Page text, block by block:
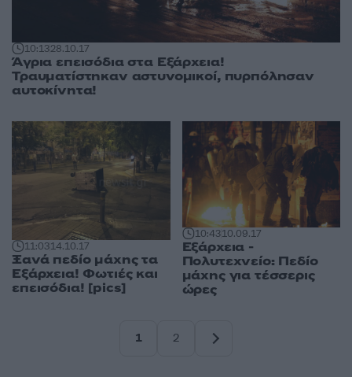
10:1328.10.17
Άγρια επεισόδια στα Εξάρχεια!
Τραυματίστηκαν αστυνομικοί, πυρπόλησαν
αυτοκίνητα!
11:0314.10.17
Ξανά πεδίο μάχης τα
Εξάρχεια! Φωτιές και
επεισόδια! [pics]
10:4310.09.17
Εξάρχεια -
Πολυτεχνείο: Πεδίο
μάχης για τέσσερις
ώρες
1
2